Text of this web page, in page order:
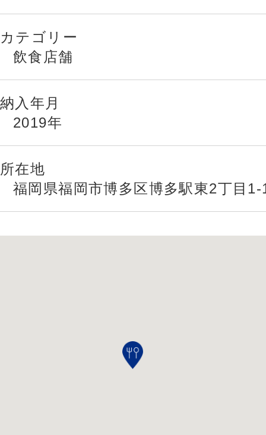
カテゴリー
飲食店舗
納入年月
2019年
所在地
福岡県福岡市博多区博多駅東2丁目